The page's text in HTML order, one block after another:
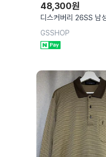
48,300원
디스커버리 26SS 남
츠
GSSHOP